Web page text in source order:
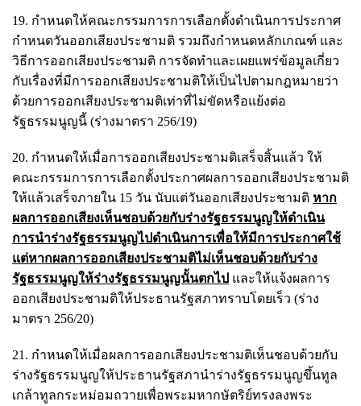
19. กำหนดให้คณะกรรมการการเลือกตั้งดำเนินการประกาศ
กำหนดวันออกเสียงประชามติ รวมถึงกำหนดหลักเกณฑ์ และ
วิธีการออกเสียงประชามติ การจัดทำและเผยแพร่ข้อมูลเกี่ยว
กับเรื่องที่มีการออกเสียงประชามติให้เป็นไปตามกฎหมายว่า
ด้วยการออกเสียงประชามติเท่าที่ไม่ขัดหรือแย้งต่อ
รัฐธรรมนูญนี้ (ร่างมาตรา 256/19)
20. กำหนดให้เมื่อการออกเสียงประชามติเสร็จสิ้นแล้ว ให้
คณะกรรมการการเลือกตั้งประกาศผลการออกเสียงประชามติ
ให้แล้วเสร็จภายใน 15 วัน นับแต่วันออกเสียงประชามติ หาก
ผลการออกเสียงเห็นชอบด้วยกับร่างรัฐธรรมนูญให้ดำเนิน
การนำร่างรัฐธรรมนูญไปดำเนินการเพื่อให้มีการประกาศใช้
แต่หากผลการออกเสียงประชามติไม่เห็นชอบด้วยกับร่าง
รัฐธรรมนูญให้ร่างรัฐธรรมนูญนั้นตกไป และให้แจ้งผลการ
ออกเสียงประชามติให้ประธานรัฐสภาทราบโดยเร็ว (ร่าง
มาตรา 256/20)
21. กำหนดให้เมื่อผลการออกเสียงประชามติเห็นชอบด้วยกับ
ร่างรัฐธรรมนูญให้ประธานรัฐสภานำร่างรัฐธรรมนูญขึ้นทูล
เกล้าทูลกระหม่อมถวายเพื่อพระมหากษัตริย์ทรงลงพระ